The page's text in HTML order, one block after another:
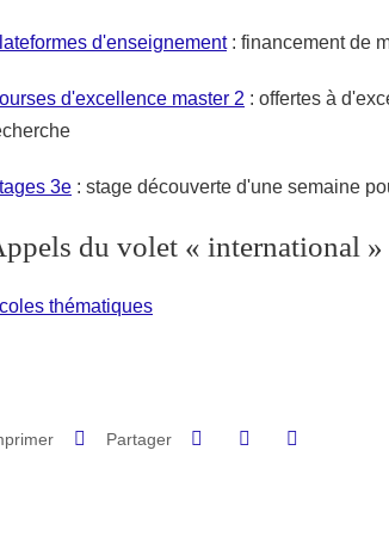
d'enseignement: financement de
d'excellence master 2 : offertes à
3e: stage découverte d'une semaine
du volet « international »
thématiques
Partager Partager sur Facebook
Partager sur